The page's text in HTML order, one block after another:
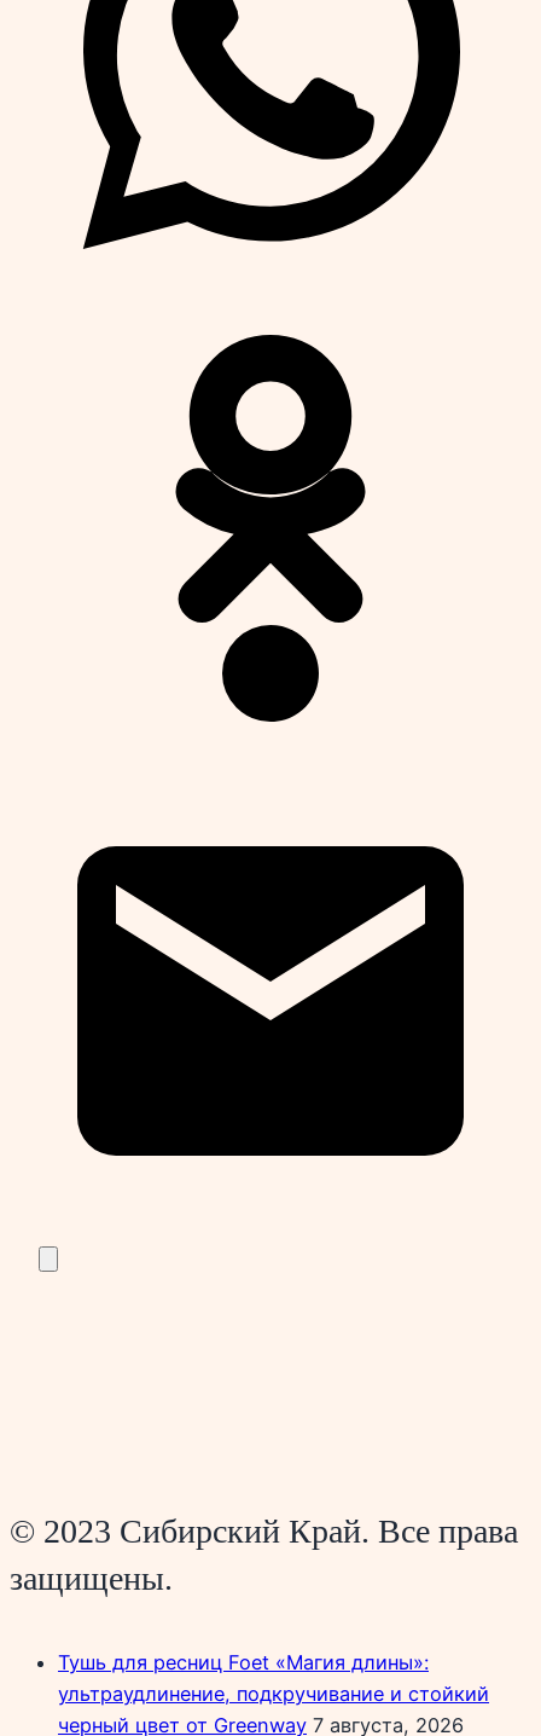
© 2023 Сибирский Край. Все права
защищены.
Тушь для ресниц Foet «Магия длины»:
ультраудлинение, подкручивание и стойкий
черный цвет от Greenway 7 августа, 2026